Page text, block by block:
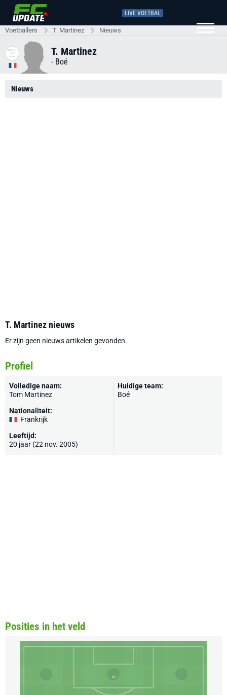
LIVE VOETBAL
Voetballers T. Martinez Nieuws
T. Martinez
- Boé
Nieuws
T. Martinez nieuws
Er zijn geen nieuws artikelen gevonden.
Profiel
Volledige naam:
Tom Martinez
Nationaliteit:
Frankrijk
Leeftijd:
20 jaar (22 nov. 2005)
Huidige team:
Boé
Posities in het veld